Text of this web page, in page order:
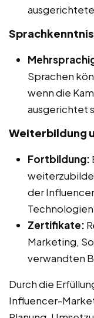
Sprachen
wenn die
ausgerichtet
Weiterbildung
Fortbildung:
der
Zertifikate:
Marketing,
verwandten
Durch die
Influencer-